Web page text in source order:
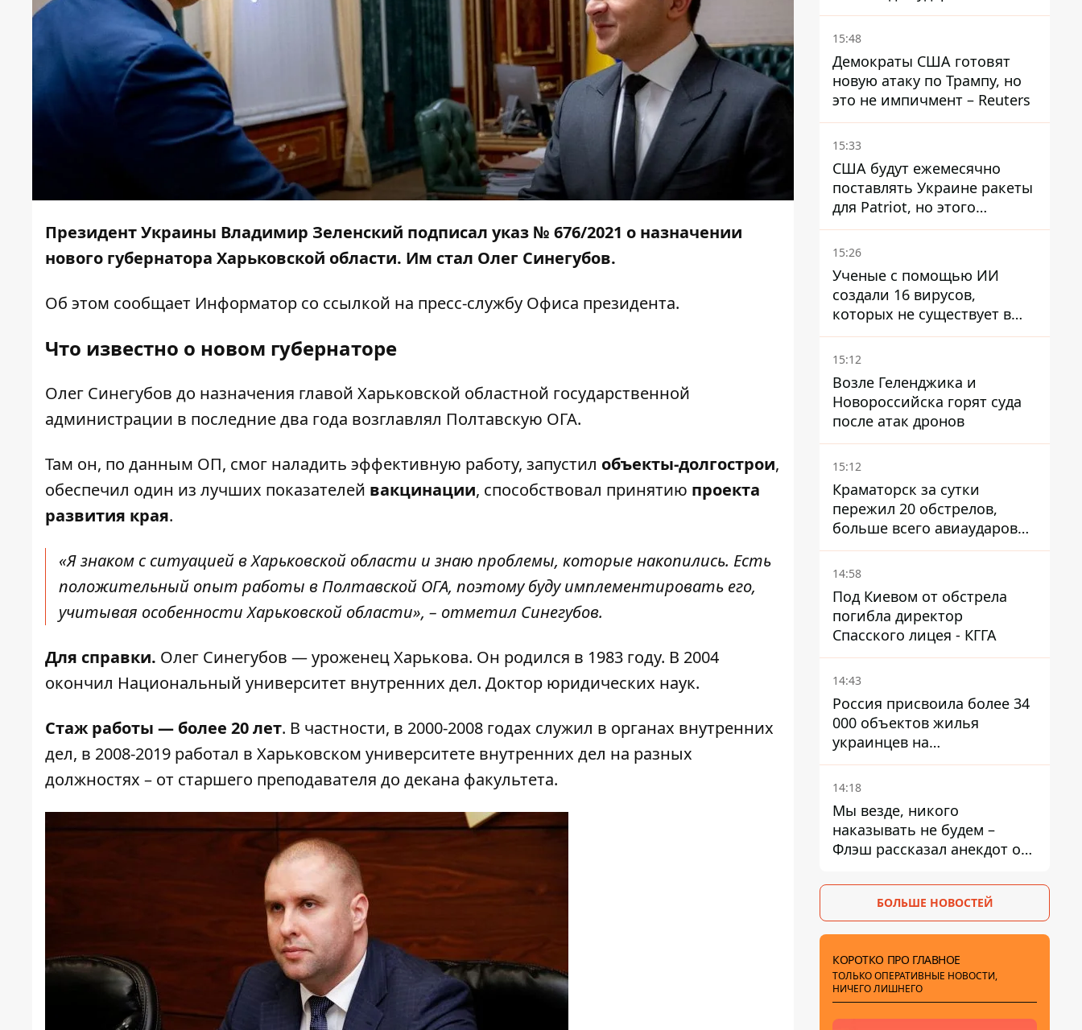
Президент Украины Владимир Зеленский подписал указ № 676/2021 о назначении
нового губернатора Харьковской области. Им стал Олег Синегубов.
Об этом сообщает Информатор со ссылкой на пресс-службу Офиса президента.
Что известно о новом губернаторе
Олег Синегубов до назначения главой Харьковской областной государственной
администрации в последние два года возглавлял Полтавскую ОГА.
Там он, по данным ОП, смог наладить эффективную работу, запустил объекты-долгострои,
обеспечил один из лучших показателей вакцинации, способствовал принятию проекта
развития края.
«Я знаком с ситуацией в Харьковской области и знаю проблемы, которые накопились. Есть
положительный опыт работы в Полтавской ОГА, поэтому буду имплементировать его,
учитывая особенности Харьковской области», – отметил Синегубов.
Для справки. Олег Синегубов — уроженец Харькова. Он родился в 1983 году. В 2004
окончил Национальный университет внутренних дел. Доктор юридических наук.
Стаж работы — более 20 лет. В частности, в 2000-2008 годах служил в органах внутренних
дел, в 2008-2019 работал в Харьковском университете внутренних дел на разных
должностях – от старшего преподавателя до декана факультета.
территории России – СМИ
15:48
Демократы США готовят
новую атаку по Трампу, но
это не импичмент – Reuters
15:33
США будут ежемесячно
поставлять Украине ракеты
для Patriot, но этого
недостаточно – Зеленский
15:26
Ученые с помощью ИИ
создали 16 вирусов,
которых не существует в
природе
15:12
Возле Геленджика и
Новороссийска горят суда
после атак дронов
15:12
Краматорск за сутки
пережил 20 обстрелов,
больше всего авиаударов
КАБ-250
14:58
Под Киевом от обстрела
погибла директор
Спасского лицея - КГГА
14:43
Россия присвоила более 34
000 объектов жилья
украинцев на
оккупированных
территориях -
14:18
Мы везде, никого
наказывать не будем –
Флэш рассказал анекдот о
связистов на фронте
БОЛЬШЕ НОВОСТЕЙ
КОРОТКО ПРО ГЛАВНОЕ
ТОЛЬКО ОПЕРАТИВНЫЕ НОВОСТИ,
НИЧЕГО ЛИШНЕГО